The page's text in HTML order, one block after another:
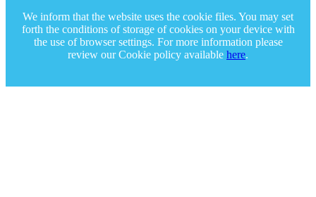
We inform that the website uses the cookie files. You may set
forth the conditions of storage of cookies on your device with
the use of browser settings. For more information please
review our Cookie policy available here.